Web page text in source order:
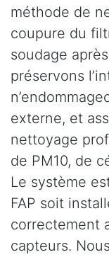
méthode de
coupure du
soudage
préservons
externe, et
nettoyage
de PM10, de
Le système
FAP soit
correctement
capteurs.